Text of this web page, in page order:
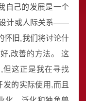
自己的发展是一个
设计或人际关系——
怀旧,我们将讨论什
,改善的方法。 这
但这正是我在寻找
的实际使用,而且